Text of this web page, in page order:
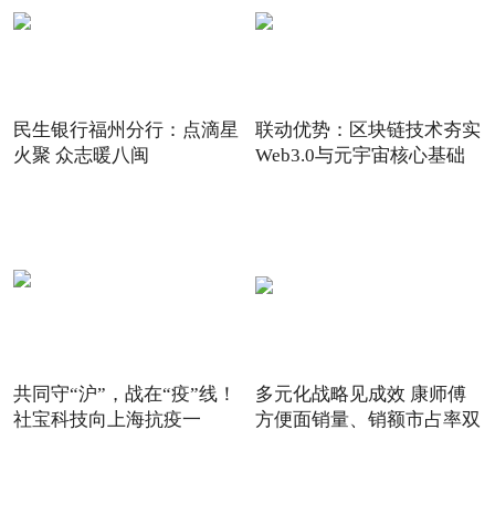
民生银行福州分行：点滴星
火聚 众志暖八闽
联动优势：区块链技术夯实
Web3.0与元宇宙核心基础
共同守“沪”，战在“疫”线！
社宝科技向上海抗疫一
多元化战略见成效 康师傅
方便面销量、销额市占率双